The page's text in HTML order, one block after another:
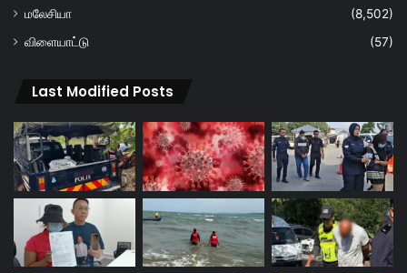
மலேசியா
(8,502)
விளையாட்டு
(57)
Last Modified Posts